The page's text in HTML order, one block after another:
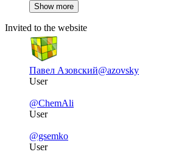
Show more
Invited to the website
Павел Азовский@azovsky
User
@ChemAli
User
@gsemko
User